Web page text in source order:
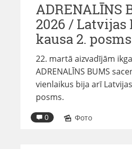
ADRENALĪNS
2026 / Latvijas
kausa 2. posms
22. martā aizvadījām
ADRENALĪNS BUMS
vienlaikus bija arī
posms.
0 Фото